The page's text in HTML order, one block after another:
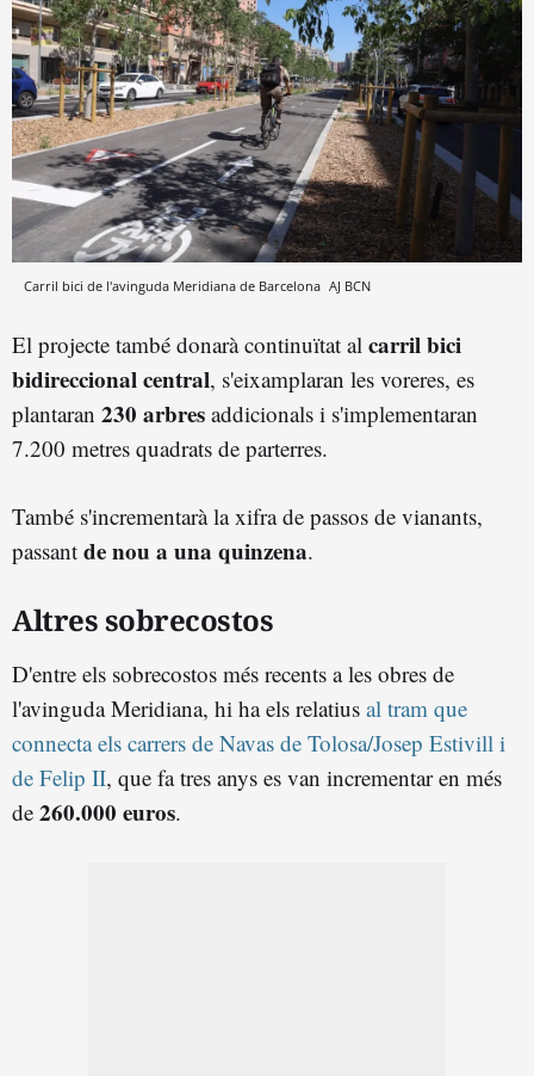
Carril bici de l'avinguda Meridiana de Barcelona AJ BCN
El projecte també donarà continuïtat al carril bici
bidireccional central, s'eixamplaran les voreres, es
plantaran 230 arbres addicionals i s'implementaran
7.200 metres quadrats de parterres.
També s'incrementarà la xifra de passos de vianants,
passant de nou a una quinzena.
Altres sobrecostos
D'entre els sobrecostos més recents a les obres de
l'avinguda Meridiana, hi ha els relatius al tram que
connecta els carrers de Navas de Tolosa/Josep Estivill i
de Felip II, que fa tres anys es van incrementar en més
de 260.000 euros.